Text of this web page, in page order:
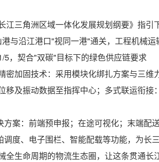
三角洲区域一体化发展规划纲要》指引
与沿江港口"视同一港"通关，工程机械
，契合"双碳"目标下的绿色供应链要求
加固技术：采用模块化绑扎方案与三维
及振动数据至指挥中心；多式联运衔接
案：前端预申报；在途可视化；末端配送
度、电子围栏、智能配载等功能，为长
生命周期的物流生态圈，让这条贯通长